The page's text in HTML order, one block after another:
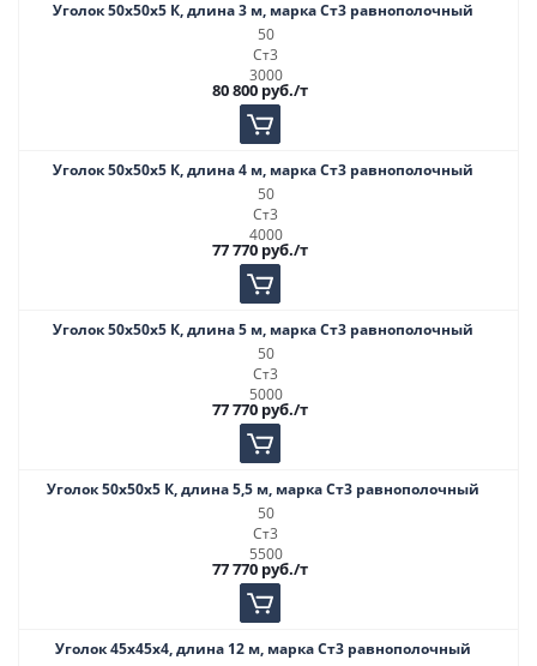
Уголок 50х50х5 К, длина 3 м, марка Ст3 равнополочный
50
Ст3
3000
80 800руб./т
Уголок 50х50х5 К, длина 4 м, марка Ст3 равнополочный
50
Ст3
4000
77 770руб./т
Уголок 50х50х5 К, длина 5 м, марка Ст3 равнополочный
50
Ст3
5000
77 770руб./т
Уголок 50х50х5 К, длина 5,5 м, марка Ст3 равнополочный
50
Ст3
5500
77 770руб./т
Уголок 45х45х4, длина 12 м, марка Ст3 равнополочный